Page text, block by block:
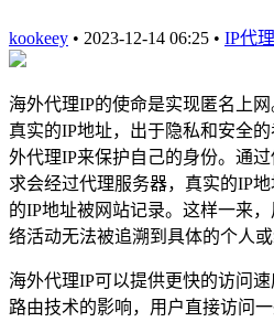
kookeey • 2023-12-14 06:25 • IP代
海外代理IP的使命是实现匿名上
真实的IP地址，出于隐私和安全
外代理IP来保护自己的身份。通
求会经过代理服务器，真实的IP
的IP地址被网站记录。这样一来
络活动无法被追溯到具体的个人或
海外代理IP可以提供更快的访问
路由技术的影响，用户直接访问